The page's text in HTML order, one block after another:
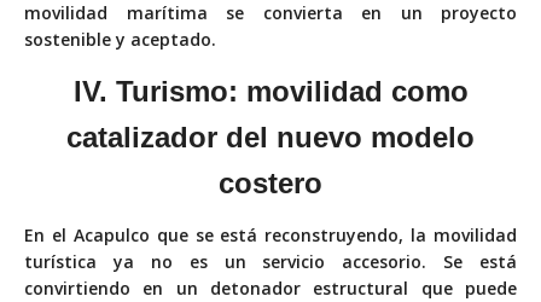
movilidad marítima se convierta en un proyecto
sostenible y aceptado.
IV. Turismo: movilidad como
catalizador del nuevo modelo
costero
En el Acapulco que se está reconstruyendo, la movilidad
turística ya no es un servicio accesorio. Se está
convirtiendo en un detonador estructural que puede